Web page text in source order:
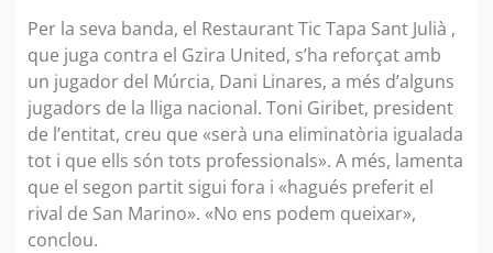
Per la seva banda, el Restaurant Tic Tapa Sant Julià ,
que juga contra el Gzira United, s’ha reforçat amb
un jugador del Múrcia, Dani Linares, a més d’alguns
jugadors de la lliga nacional. Toni Giribet, president
de l’entitat, creu que «serà una eliminatòria igualada
tot i que ells són tots professionals». A més, lamenta
que el segon partit sigui fora i «hagués preferit el
rival de San Marino». «No ens podem queixar»,
conclou.